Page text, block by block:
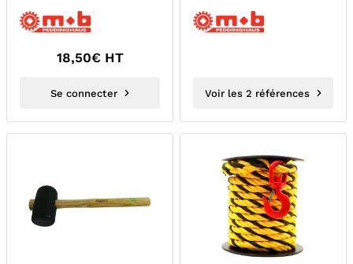
18,50€ HT
Se connecter Voir les 2 références